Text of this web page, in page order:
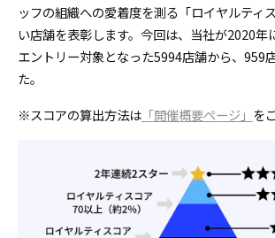
ッフの組織への愛着度を測る「ロイヤルティ
い店舗を表彰します。今回は、当社が2020年
エントリー対象となった5994店舗から、959
た。
※スコアの算出方法は 「開催概要ページ」 を